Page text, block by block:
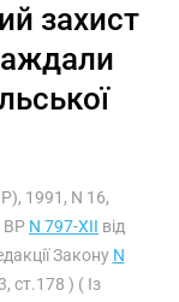
захист
1991, N 16,
ВР N 797-XII від
Закону N
ст.178 ) ( Із